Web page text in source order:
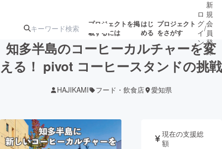
プロジェクトを掲
載するには
はじ
める
プロジェクト
をさがす
ターン
ジェクト
募集終了が近いプ
ロジェクト
アート・写真 音楽
ロ
グ
イ
ン
/
新
規
会
員
登
録
知多半島のコーヒーカルチャーを変
える！ pivot コーヒースタンドの挑戦
HAJIKAMI フード・飲食店 愛知県
現在の支援総
額